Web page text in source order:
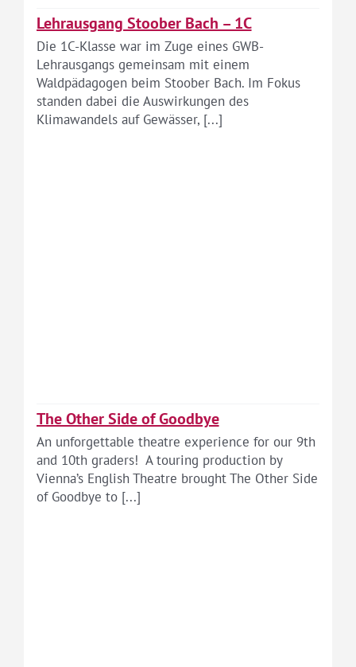
Lehrausgang Stoober Bach – 1C
Die 1C-Klasse war im Zuge eines GWB-
Lehrausgangs gemeinsam mit einem
Waldpädagogen beim Stoober Bach. Im Fokus
standen dabei die Auswirkungen des
Klimawandels auf Gewässer, [...]
The Other Side of Goodbye
An unforgettable theatre experience for our 9th
and 10th graders! A touring production by
Vienna’s English Theatre brought The Other Side
of Goodbye to [...]